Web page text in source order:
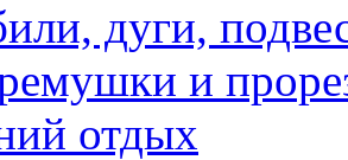
дуги,
и
отдых